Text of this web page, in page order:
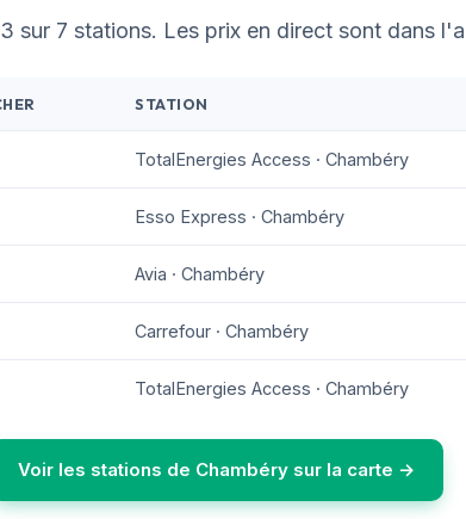
sur 7 stations. Les prix en direct sont dans
STATION
TotalEnergies Access · Chambéry
Esso Express · Chambéry
Avia · Chambéry
Carrefour · Chambéry
TotalEnergies Access · Chambéry
Voir les stations de Chambéry sur la carte →